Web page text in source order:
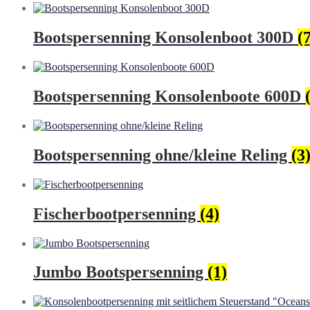
Bootspersenning Konsolenboot 300D
Bootspersenning Konsolenboote 600D
Bootspersenning ohne/kleine Reling (3)
Fischerbootpersenning (4)
Jumbo Bootspersenning (1)